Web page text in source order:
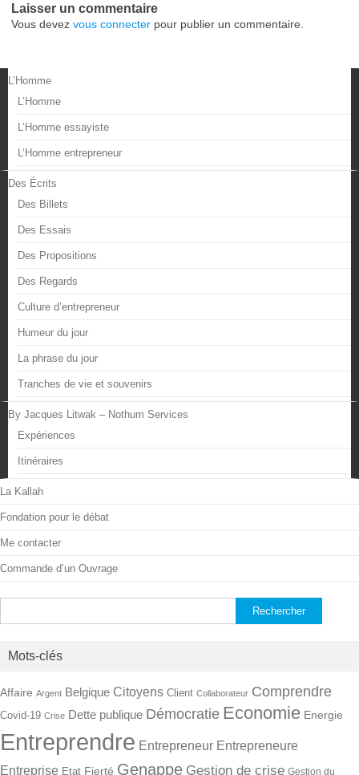
Laisser un commentaire
Vous devez vous connecter pour publier un commentaire.
L’Homme
L’Homme
L’Homme essayiste
L’Homme entrepreneur
Des Écrits
Des Billets
Des Essais
Des Propositions
Des Regards
Culture d’entrepreneur
Humeur du jour
La phrase du jour
Tranches de vie et souvenirs
By Jacques Litwak – Nothum Services
Expériences
Itinéraires
La Kallah
Fondation pour le débat
Me contacter
Commande d’un Ouvrage
Mots-clés
Affaire Argent Belgique Citoyens Client Collaborateur Comprendre
Covid-19 Crise Dette publique Démocratie Economie Energie
Entreprendre Entrepreneur Entrepreneure
Entreprise Etat Fierté Genappe Gestion de crise Gestion du